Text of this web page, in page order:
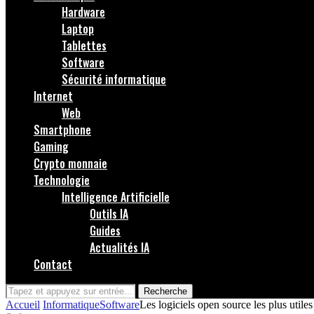
Hardware
Laptop
Tablettes
Software
Sécurité informatique
Internet
Web
Smartphone
Gaming
Crypto monnaie
Technologie
Intelligence Artificielle
Outils IA
Guides
Actualités IA
Contact
Recherche
Accueil InformatiqueSoftwareLes logiciels open source les plus